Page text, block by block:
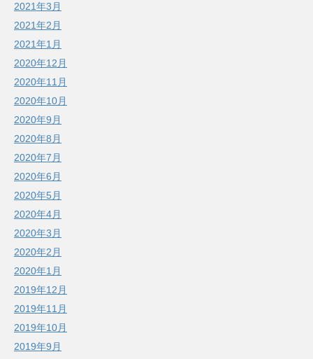
2021年3月
2021年2月
2021年1月
2020年12月
2020年11月
2020年10月
2020年9月
2020年8月
2020年7月
2020年6月
2020年5月
2020年4月
2020年3月
2020年2月
2020年1月
2019年12月
2019年11月
2019年10月
2019年9月